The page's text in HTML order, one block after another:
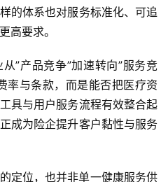
的体系也对服务标准化、可追
高要求。
”产品竞争”加速转向”服务竞
率与条款，而是能否把医疗资
具与用户服务流程有效整合起
成为险企提升客户黏性与服务
定位，也并非单一健康服务供